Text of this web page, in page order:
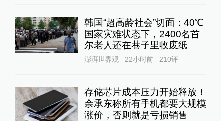
韩国“超高龄社会”切面：40℃
国家灾难状态下，2400名首
尔老人还在巷子里收废纸
澎湃世界观 22小时前 210评
存储芯片成本压力开始释放！
余承东称所有手机都要大规模
涨价，否则就是亏损销售